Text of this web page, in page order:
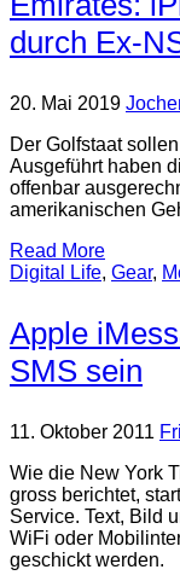
durch Ex-
20. Mai 2019
Der Golfstaat
Ausgeführt haben
offenbar
amerikanischen
Read More
Digital Life, Gear,
Apple
SMS sein
11. Oktober 2011
Wie die New York
gross berichtet,
Service. Text, Bild
WiFi oder
geschickt werden.